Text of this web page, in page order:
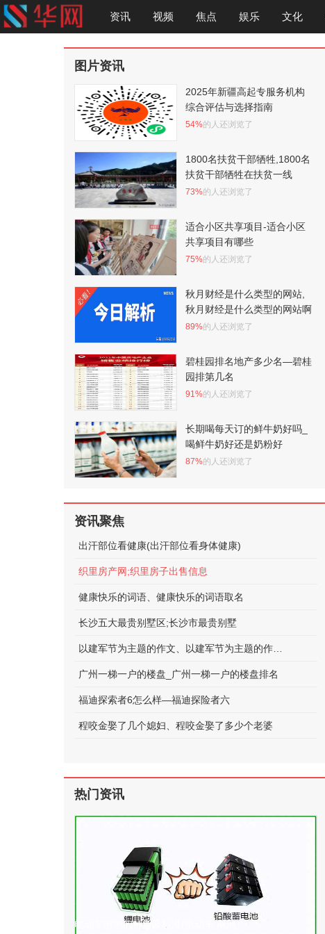
资讯 视频 焦点 娱乐 文化
图片资讯
2025年新疆高起专服务机构
综合评估与选择指南
54%的人还浏览了
1800名扶贫干部牺牲,1800名
扶贫干部牺牲在扶贫一线
73%的人还浏览了
适合小区共享项目-适合小区
共享项目有哪些
75%的人还浏览了
秋月财经是什么类型的网站,
秋月财经是什么类型的网站啊
89%的人还浏览了
碧桂园排名地产多少名—碧桂
园排第几名
91%的人还浏览了
长期喝每天订的鲜牛奶好吗_
喝鲜牛奶好还是奶粉好
87%的人还浏览了
资讯聚焦
出汗部位看健康(出汗部位看身体健康)
织里房产网;织里房子出售信息
健康快乐的词语、健康快乐的词语取名
长沙五大最贵别墅区;长沙市最贵别墅
广州一梯一户的楼盘_广州一梯一户的楼盘排名
福迪探索者6怎么样—福迪探险者六
程咬金娶了几个媳妇、程咬金娶了多少个老婆
热门资讯
电动车电池的种类及标准(电动车 电池